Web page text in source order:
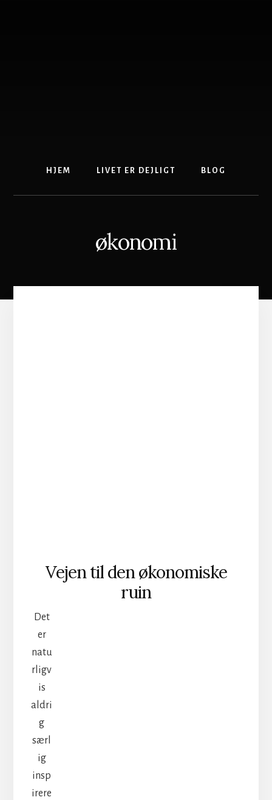
HJEM LIVET ER DEJLIGT BLOG
økonomi
Vejen til den økonomiske
ruin
Det
er
natu
rligv
is
aldri
g
særl
ig
insp
irere